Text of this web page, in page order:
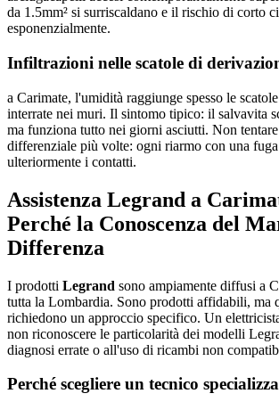
da 1.5mm² si surriscaldano e il rischio di corto
esponenzialmente.
Infiltrazioni nelle scatole di
a Carimate, l'umidità raggiunge spesso le
interrate nei muri. Il sintomo tipico: il salvavita
ma funziona tutto nei giorni asciutti. Non
differenziale più volte: ogni riarmo con una
ulteriormente i contatti.
Assistenza Legrand a
Perché la Conoscenza del
Differenza
I prodotti Legrand sono ampiamente diffusi a
tutta la Lombardia. Sono prodotti affidabili, ma
richiedono un approccio specifico. Un
non riconoscere le particolarità dei modelli
diagnosi errate o all'uso di ricambi non
Perché scegliere un tecnico